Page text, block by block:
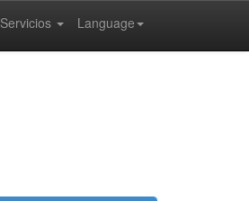
Language
Servicios